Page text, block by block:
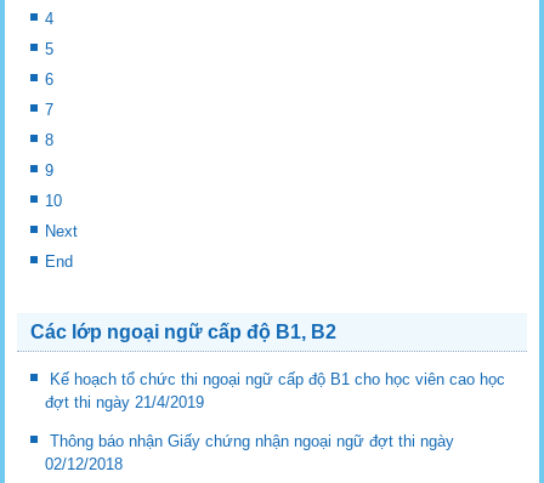
4
5
6
7
8
9
10
Next
End
Các lớp ngoại ngữ cấp độ B1, B2
Kế hoạch tổ chức thi ngoại ngữ cấp độ B1 cho học viên cao học
đợt thi ngày 21/4/2019
Thông báo nhận Giấy chứng nhận ngoại ngữ đợt thi ngày
02/12/2018